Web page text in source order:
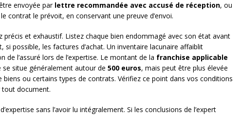
envoyée par lettre recommandée avec accusé de réception, ou
contrat le prévoit, en conservant une preuve d’envoi.
précis et exhaustif. Listez chaque bien endommagé avec son état avant
si possible, les factures d’achat. Un inventaire lacunaire affaiblit
l’assuré lors de l’expertise. Le montant de la franchise applicable
situe généralement autour de 500 euros, mais peut être plus élevée
ou certains types de contrats. Vérifiez ce point dans vos conditions
tout document.
sans l’avoir lu intégralement. Si les conclusions de l’expert